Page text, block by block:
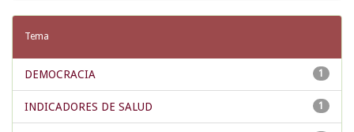
Tema
1
DEMOCRACIA
1
INDICADORES DE SALUD